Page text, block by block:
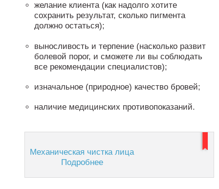
желание клиента (как надолго хотите
сохранить результат, сколько пигмента
должно остаться);
выносливость и терпение (насколько развит
болевой порог, и сможете ли вы соблюдать
все рекомендации специалистов);
изначальное (природное) качество бровей;
наличие медицинских противопоказаний.
Механическая чистка лица
Подробнее